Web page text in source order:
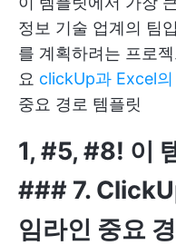
정보 기술 업계의 팀
를 계획하려는 프로
요 clickUp과 Excel
중요 경로 템플릿
1, #5, #8! 이
### 7.
임라인 중요